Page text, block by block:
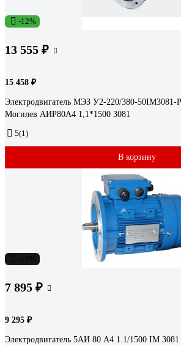
-12%
13 555 ₽
15 458 ₽
Электродвигатель МЭЗ У2-220/380-
Могилев АИР80А4 1,1*1500 3081
5(1)
В корзину
7 895 ₽
9 295 ₽
Электродвигатель 5АИ 80 А4 1.1/1500 IM 3081